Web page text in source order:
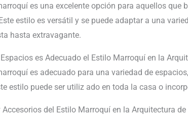
es una excelente opción para aquellos que
estilo es versátil y se puede adaptar a una
hasta extravagante.
es Adecuado el Estilo Marroquí en la
es adecuado para una variedad de
estilo puede ser utiliz ado en toda la casa o
Accesorios del Estilo Marroquí en la Arquitectura de